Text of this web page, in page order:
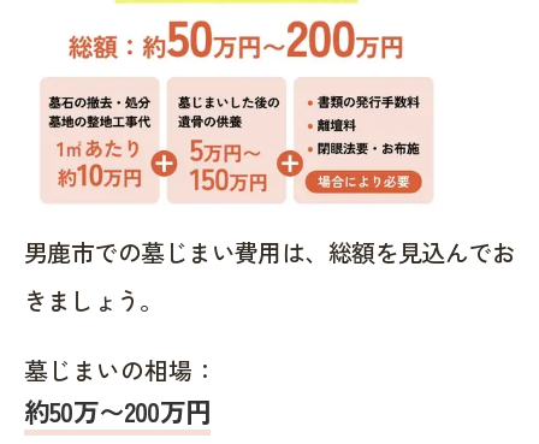
男鹿市での墓じまい費用は、総額を見込んでお
きましょう。
墓じまいの相場：
約50万〜200万円